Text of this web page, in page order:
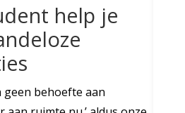
help je
geen behoefte aan